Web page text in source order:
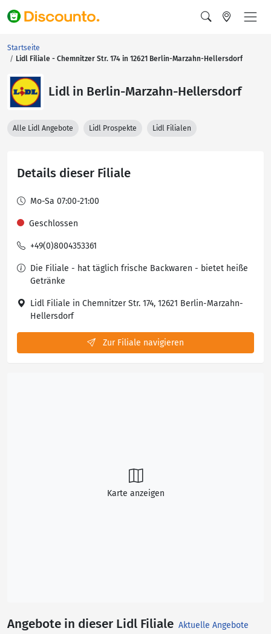
Startseite
Lidl Filiale - Chemnitzer Str. 174 in 12621 Berlin-Marzahn-Hellersdorf
Lidl in Berlin-Marzahn-Hellersdorf
Alle Lidl Angebote Lidl Prospekte Lidl Filialen
Details dieser Filiale
Mo-Sa 07:00-21:00
Geschlossen
+49(0)8004353361
Die Filiale - hat täglich frische Backwaren - bietet heiße
Getränke
Lidl Filiale in Chemnitzer Str. 174, 12621 Berlin-Marzahn-
Hellersdorf
Zur Filiale navigieren
Karte anzeigen
Angebote in dieser Lidl Filiale Aktuelle Angebote